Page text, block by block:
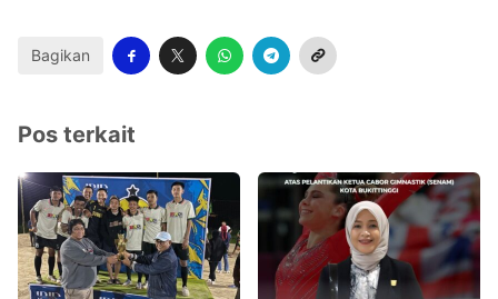
Bagikan
Pos terkait